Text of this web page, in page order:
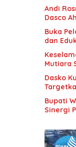
Andi
Dasco
Buka
dan
Mutiara
Dasko
Bupati
Sinergi